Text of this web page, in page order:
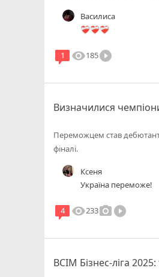
Василиса
❤️‍🩹❤️‍🩹❤️‍🩹
1 visibility185play_circle_filled
Визначилися
Переможцем став
фіналі.
Ксеня
Україна переможе!
4 visibility233photo_cameraplay_circle_filled
ВСІМ Бізнес-ліга